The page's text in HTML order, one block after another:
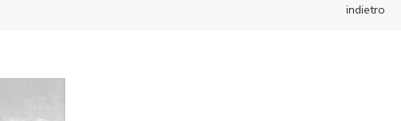
indietro